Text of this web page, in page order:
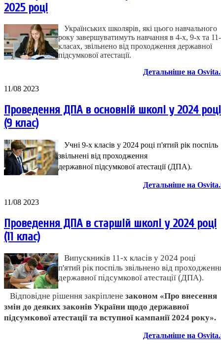
2025 році
Українських школярів, які цього навчального
року завершуватимуть навчання в 4-х, 9-х та
класах, звільнено від проходження державної
підсумкової атестації.
Детальніше на
11/08 2023
Проведення ДПА в основній школі у 2024 році
(9 клас)
Учні 9-х класів у 2024 році п'ятий рік поспіль
звільнені від проходження
державної підсумкової атестації (ДПА).
Детальніше на
11/08 2023
Проведення ДПА в старшій школі у 2024 році
(11 клас)
Випускників 11-х класів у 2024 році
п'ятий рік поспіль звільнено від
державної підсумкової атестації (ДПА).
Відповідне рішення закріплене законом «Про внесення
змін до деяких законів України щодо державної
підсумкової атестації та вступної кампанії 2024 року».
Детальніше на